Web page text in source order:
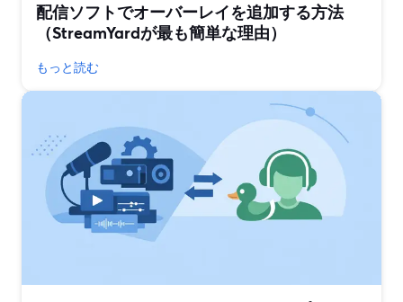
配信ソフトでオーバーレイを追加する方法
（StreamYardが最も簡単な理由）
もっと読む